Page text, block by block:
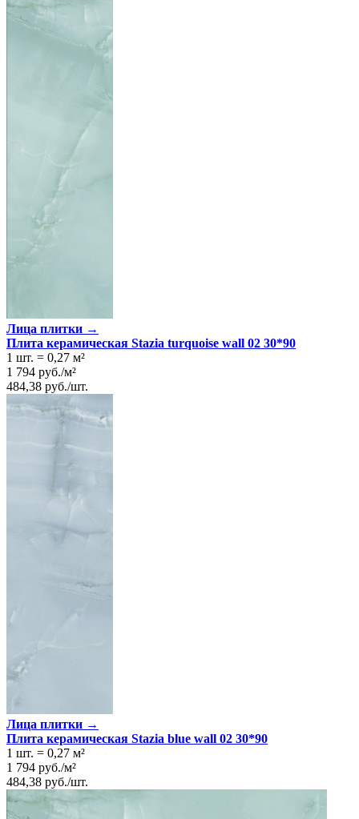
Лица плитки →
Плита керамическая Stazia turquoise wall 02 30*90
1 шт. = 0,27 м²
1 794 руб./м²
484,38 руб./шт.
Лица плитки →
Плита керамическая Stazia blue wall 02 30*90
1 шт. = 0,27 м²
1 794 руб./м²
484,38 руб./шт.